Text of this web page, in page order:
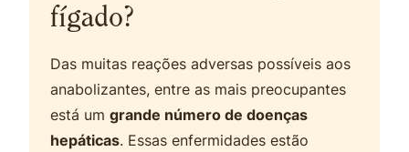
fígado?
Das muitas reações adversas possíveis aos
anabolizantes, entre as mais preocupantes
está umgrande número de doenças
hepáticas. Essas enfermidades estão